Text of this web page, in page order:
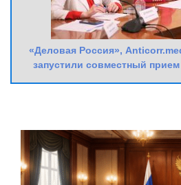
«Деловая Россия»,
запустили совместный